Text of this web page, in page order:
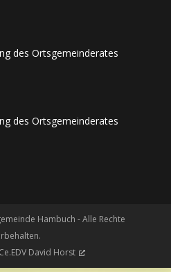
des Ortsgemeinderates
des Ortsgemeinderates
Hambuch - Alle Rechte
David Horst